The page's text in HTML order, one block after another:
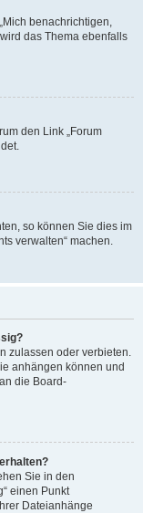
benachrichtigen,
das Thema ebenfalls
den Link „Forum
so können Sie dies im
verwalten“ machen.
zulassen oder verbieten.
anhängen können und
die Board-
Sie in den
einen Punkt
Dateianhänge